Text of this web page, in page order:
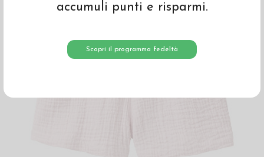
accumuli punti e risparmi.
Scopri il programma fedeltà